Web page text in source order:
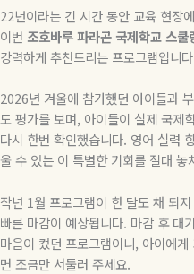
22년이라는 긴 시간 동안 교육 현장
이번 조호바루파라곤 국제학교스쿨
강력하게 추천드리는 프로그램입니다
2026년 겨울에 참가했던 아이들과
도 평가를 보며, 아이들이 실제 국제
다시 한번 확인했습니다. 영어 실력
울 수 있는 이 특별한 기회를 절대 놓
작년 1월 프로그램이 한 달도 채 되
빠른 마감이 예상됩니다. 마감 후 대
마음이 컸던 프로그램이니, 아이에게
면 조금만 서둘러 주세요.